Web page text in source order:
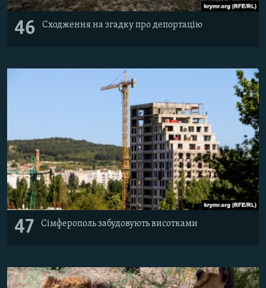
46 Сходження на згадку про депортацію
47 Сімферополь забудовують висотками